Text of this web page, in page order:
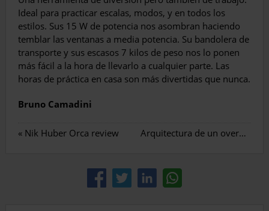
Ideal para practicar escalas, modos, y en todos los
estilos. Sus 15 W de potencia nos asombran haciendo
temblar las ventanas a media potencia. Su bandolera de
transporte y sus escasos 7 kilos de peso nos lo ponen
más fácil a la hora de llevarlo a cualquier parte. Las
horas de práctica en casa son más divertidas que nunca.
Bruno Camadini
« Nik Huber Orca review Arquitectura de un overdrive